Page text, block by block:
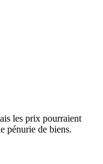
les prix pourraient
pénurie de biens.